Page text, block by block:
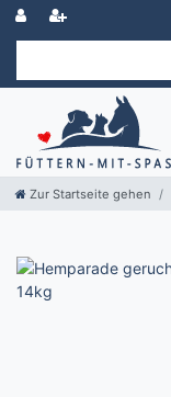
Zur Startseite gehen